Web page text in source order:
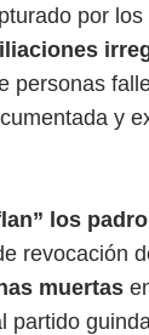
por
personas
y
los
revocación
muertas
partido